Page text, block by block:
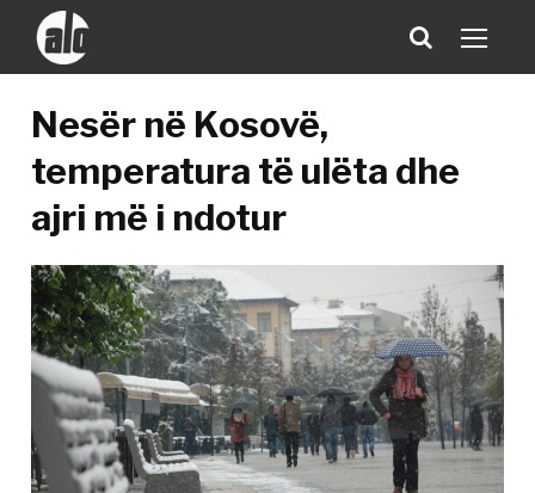
Nesër në Kosovë,
temperatura të ulëta dhe
ajri më i ndotur